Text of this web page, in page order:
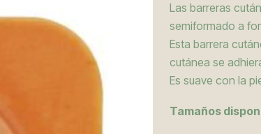
Las barreras
semiformado a
Esta barrera
cutánea se
Es suave con la
Tamaños